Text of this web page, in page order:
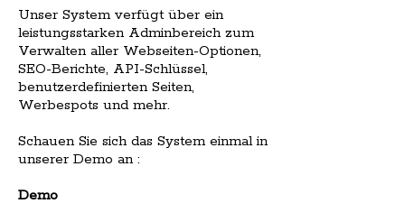
Unser System verfügt über ein
leistungsstarken Adminbereich zum
Verwalten aller Webseiten-Optionen,
SEO-Berichte, API-Schlüssel,
benutzerdefinierten Seiten,
Werbespots und mehr.
Schauen Sie sich das System einmal in
unserer Demo an :
Demo